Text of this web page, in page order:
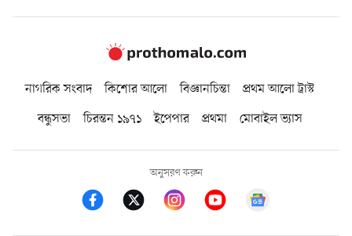
নাগরিক সংবাদ কিশোর আলো বিজ্ঞানচিন্তা
প্রথম আলো ট্রাস্ট
বন্ধুসভা
চিরন্তন ১৯৭১ ইপেপার প্রথমা মোবাইল ভ্যাস
অনুসরণ করুন